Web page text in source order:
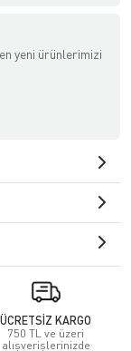
yeni ürünlerimizi
ÜCRETSİZ KARGO
750 TL ve üzeri
alışverişlerinizde